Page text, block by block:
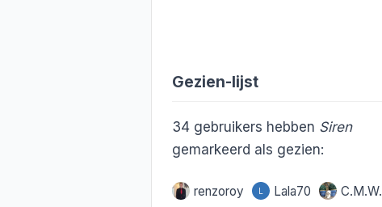
Gezien-lijst
34 gebruikers hebben Siren
gemarkeerd als gezien:
renzoroy L Lala70 C.M.W.